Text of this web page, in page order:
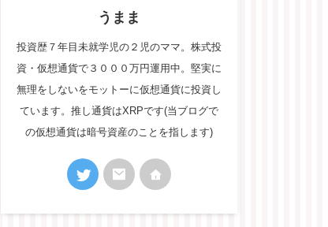
うまま
投資歴７年目未就学児の２児のママ。株式投
資・仮想通貨で３０００万円運用中。堅実に
無理をしないをモットーに仮想通貨に投資し
ています。推し通貨はXRPです(当ブログで
の仮想通貨は暗号資産のことを指します)